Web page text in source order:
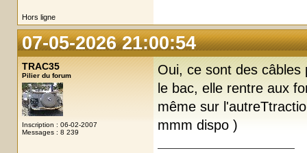
Hors ligne
07-05-2026 21:00:54
TRAC35
Pilier du forum
Inscription : 06-02-2007
Messages : 8 239
Oui, ce sont des câbles
le bac, elle rentre aux
même sur
mmm dispo )